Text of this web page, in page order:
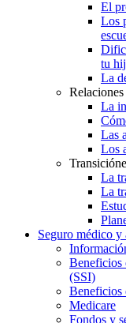
El
Los
tu
La
La
Las
Los
La
La
Seguro médico y
Beneficios
(SSI)
Beneficios
Medicare
Fondos y